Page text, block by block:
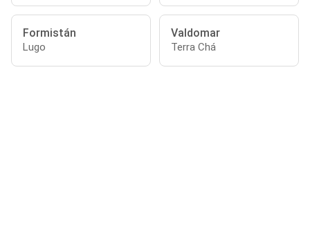
Formistán
Lugo
Valdomar
Terra Chá